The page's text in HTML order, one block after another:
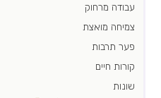
עבודה מרחוק
צמיחה מואצת
פער תרבות
קורות חיים
שונות